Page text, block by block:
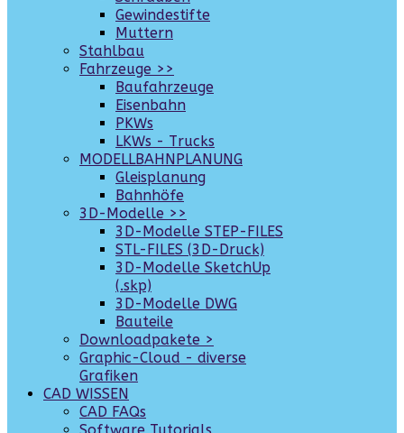
Gewindestifte
Muttern
Stahlbau
Fahrzeuge >>
Baufahrzeuge
Eisenbahn
PKWs
LKWs - Trucks
MODELLBAHNPLANUNG
Gleisplanung
Bahnhöfe
3D-Modelle >>
3D-Modelle STEP-FILES
STL-FILES (3D-Druck)
3D-Modelle SketchUp
(.skp)
3D-Modelle DWG
Bauteile
Downloadpakete >
Graphic-Cloud - diverse
Grafiken
CAD WISSEN
CAD FAQs